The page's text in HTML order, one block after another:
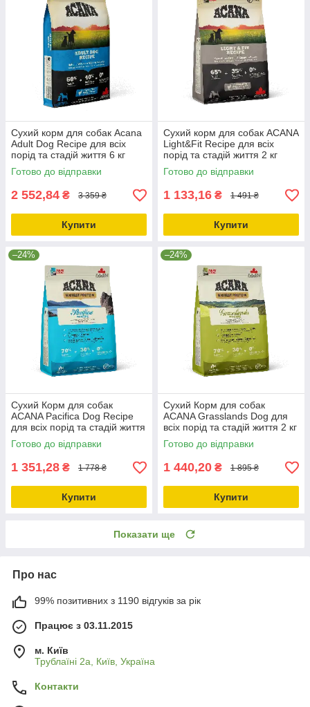
Сухий корм для собак Acana
Adult Dog Recipe для всіх
порід та стадій життя 6 кг
(a52560)
Готово до відправки
2 552,84 ₴ 3 359 ₴
Купити
Сухий корм для собак ACANA
Light&Fit Recipe для всіх
порід та стадій життя 2 кг
(a51220)
Готово до відправки
1 133,16 ₴ 1 491 ₴
Купити
–24%
Сухий Корм для собак
ACANA Pacifica Dog Recipe
для всіх порід та стадій життя
2 кг (a54120)
Готово до відправки
1 351,28 ₴ 1 778 ₴
Купити
–24%
Сухий Корм для собак
ACANA Grasslands Dog для
всіх порід та стадій життя 2 кг
(a54220)
Готово до відправки
1 440,20 ₴ 1 895 ₴
Купити
Показати ще
Про нас
99% позитивних з 1190 відгуків за рік
Працює з 03.11.2015
м. Київ
Трублаїні 2а, Київ, Україна
Контакти